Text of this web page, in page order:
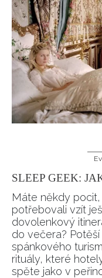
SLEEP GEEK:
Máte někdy
potřebovali vzít
dovolenkový
do večera?
spánkového
rituály, které
spěte jako v